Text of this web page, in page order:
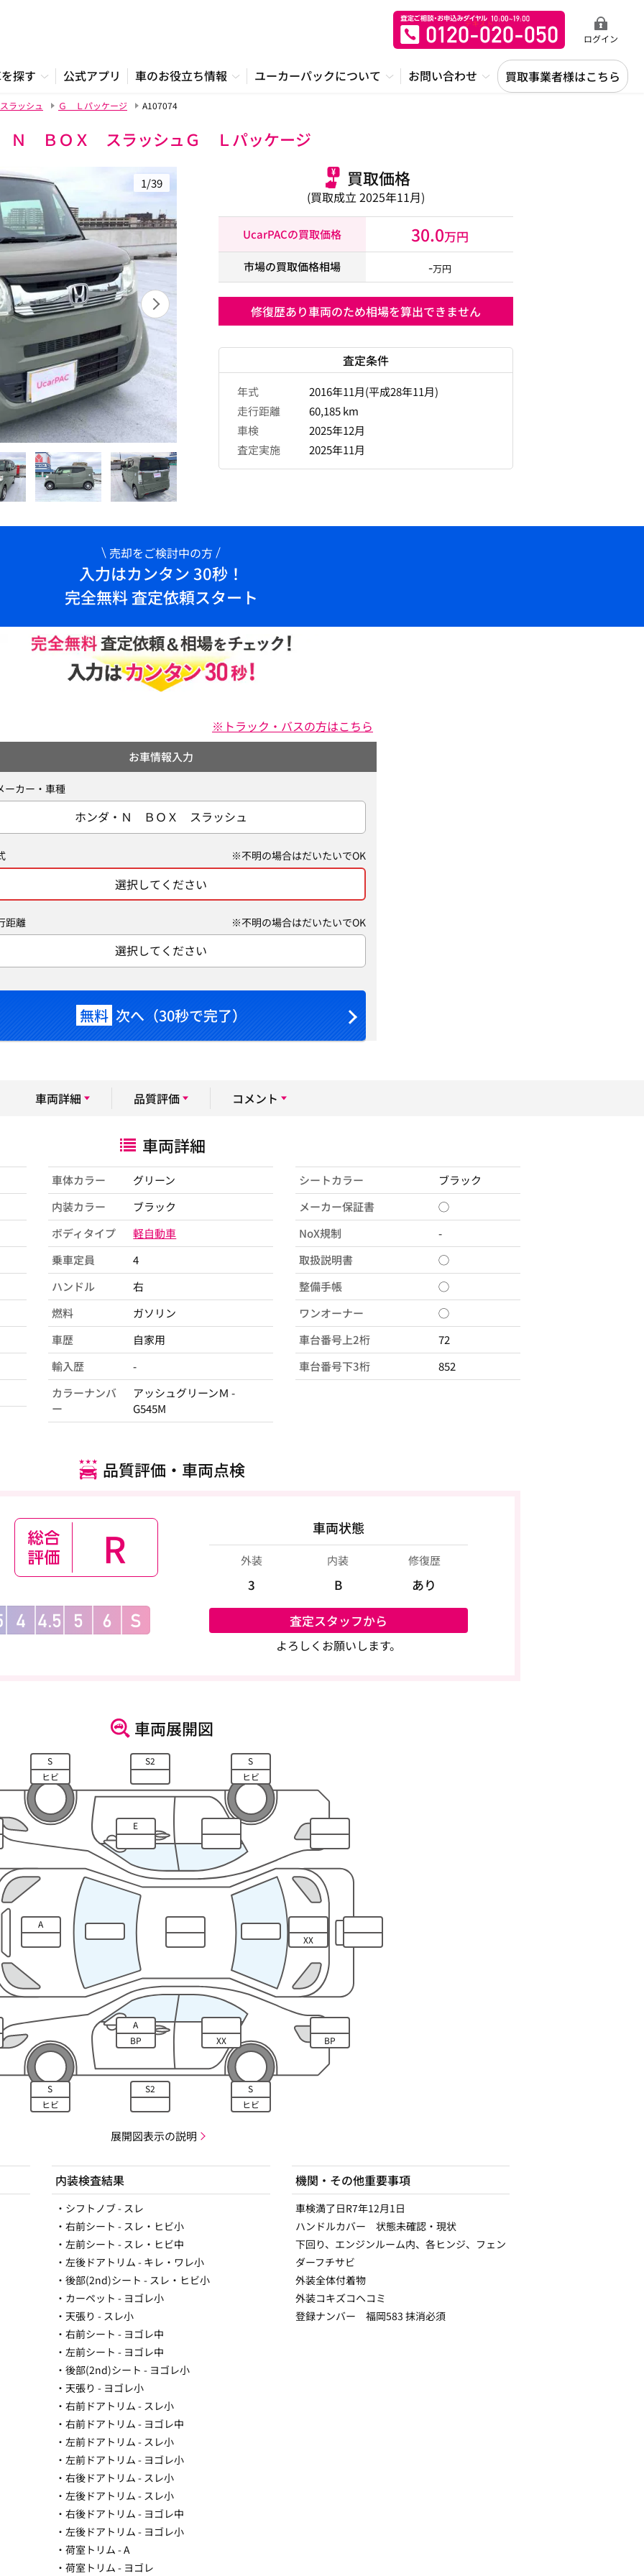
ログイン
探す 公式アプリ 車のお役立ち情報 ユーカーパックについて お問い合わせ 買取事業者様はこちら
ッシュ Ｇ Ｌパッケージ A107074
Ｎ ＢＯＸ スラッシュＧ Ｌパッケージ
1/39 買取価格
(買取成立 2025年11月)
UcarPACの買取価格 30.0万円
市場の買取価格相場 -万円
修復歴あり車両のため相場を算出できません
査定条件
年式
2016年11月(平成28年11月)
走行距離
60,185 km
車検
2025年12月
査定実施
2025年11月
売却をご検討中の方
入力はカンタン 30秒！
完全無料 査定依頼スタート
※トラック・バスの方はこちら
お車情報入力
ーカー・車種
ホンダ・Ｎ ＢＯＸ スラッシュ
※不明の場合はだいたいでOK
選択してください
距離 ※不明の場合はだいたいでOK
選択してください
無料 次へ（30秒で完了）
車両詳細 品質評価 コメント
車両詳細
車体カラー
グリーン
内装カラー
ブラック
ボディタイプ
軽自動車
乗車定員
4
ハンドル
右
燃料
ガソリン
車歴
自家用
輸入歴
-
カラーナンバ
ー
アッシュグリーンＭ -
G545M
シートカラー
ブラック
メーカー保証書
◯
NoX規制
-
取扱説明書
◯
整備手帳
◯
ワンオーナー
◯
車台番号上2桁
72
車台番号下3桁
852
品質評価・車両点検
R 車両状態
外装
3
内装
B
修復歴
あり
査定スタッフから
よろしくお願いします。
車両展開図
S
ヒビ
S2
S
ヒビ
E
A
XX
A
BP
XX BP
S
ヒビ
S2
S
ヒビ
展開図表示の説明
内装検査結果
・シフトノブ - スレ
・右前シート - スレ・ヒビ小
・左前シート - スレ・ヒビ中
・左後ドアトリム - キレ・ワレ小
・後部(2nd)シート - スレ・ヒビ小
・カーペット - ヨゴレ小
・天張り - スレ小
・右前シート - ヨゴレ中
・左前シート - ヨゴレ中
・後部(2nd)シート - ヨゴレ小
・天張り - ヨゴレ小
・右前ドアトリム - スレ小
・右前ドアトリム - ヨゴレ中
・左前ドアトリム - スレ小
・左前ドアトリム - ヨゴレ小
・右後ドアトリム - スレ小
・左後ドアトリム - スレ小
・右後ドアトリム - ヨゴレ中
・左後ドアトリム - ヨゴレ小
・荷室トリム - A
・荷室トリム - ヨゴレ
機関・その他重要事項
車検満了日R7年12月1日
ハンドルカバー 状態未確認・現状
下回り、エンジンルーム内、各ヒンジ、フェン
ダーフチサビ
外装全体付着物
外装コキズコヘコミ
登録ナンバー 福岡583 抹消必須